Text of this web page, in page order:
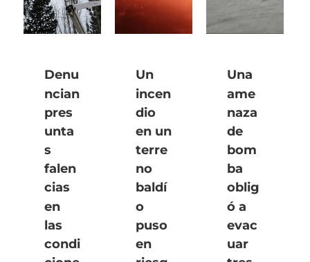
Denu
ncian
pres
unta
s
falen
cias
en
las
condi
Un
incen
dio
en un
terre
no
baldí
o
puso
en
Una
ame
naza
de
bom
ba
oblig
ó a
evac
uar